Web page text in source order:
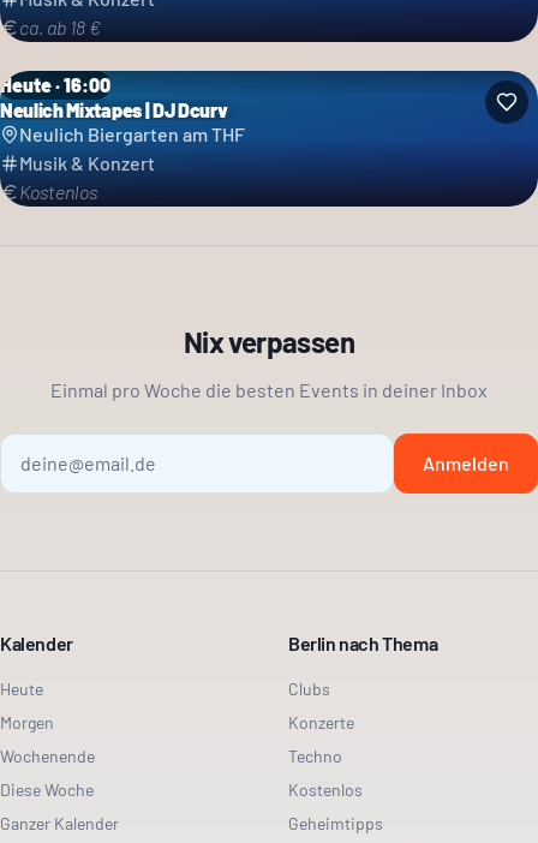
ca. ab 18 €
Heute · 16:00
Neulich Mixtapes | DJ Dcurv
Neulich Biergarten am THF
Musik & Konzert
Kostenlos
Nix verpassen
Einmal pro Woche die besten Events in deiner Inbox
Anmelden
Kalender
Heute
Morgen
Wochenende
Diese Woche
Ganzer Kalender
Berlin nach Thema
Clubs
Konzerte
Techno
Kostenlos
Geheimtipps